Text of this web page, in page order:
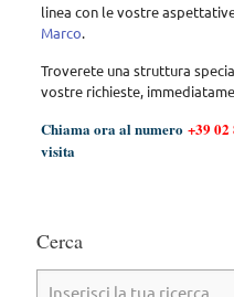
linea con le vostre
Marco.
Troverete una struttura
vostre richieste,
Chiama ora al numero +39
visita
Cerca